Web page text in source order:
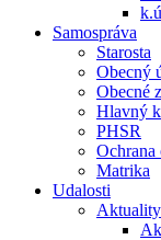
Samospráva
Starosta
Obecný
Obecné
Hlavný
PHSR
Ochrana
Matrika
Udalosti
Aktuality